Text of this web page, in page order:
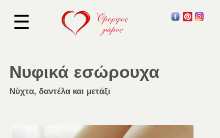
☰
Νυφικά εσώρουχα
Νύχτα, δαντέλα και μετάξι